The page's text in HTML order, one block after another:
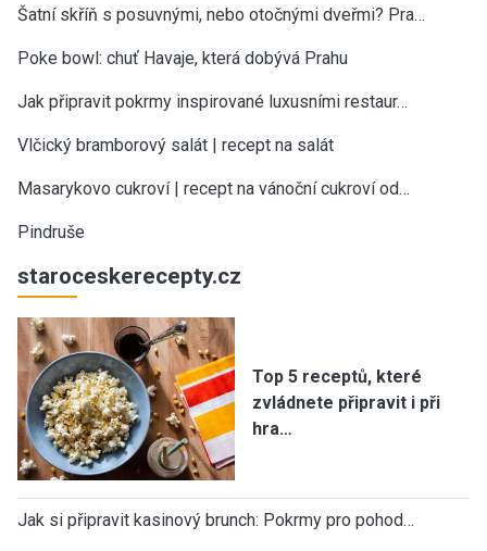
Šatní skříň s posuvnými, nebo otočnými dveřmi? Pra…
Poke bowl: chuť Havaje, která dobývá Prahu
Jak připravit pokrmy inspirované luxusními restaur…
Vlčický bramborový salát | recept na salát
Masarykovo cukroví | recept na vánoční cukroví od…
Pindruše
staroceskerecepty.cz
Top 5 receptů, které
zvládnete připravit i při
hra…
Jak si připravit kasinový brunch: Pokrmy pro pohod…